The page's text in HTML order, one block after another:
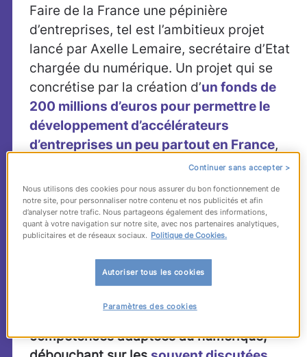
Faire de la France une pépinière
d’entreprises, tel est l’ambitieux projet
lancé par Axelle Lemaire, secrétaire d’Etat
chargée du numérique. Un projet qui se
concrétise par la création d’un fonds de
200 millions d’euros pour permettre le
développement d’accélérateurs
d’entreprises un peu partout en France,
et par un rapprochement avec laFrench
Tech
, la
communauté de tous ceux qui
font le numérique en France ».Comment
mettre en œuvre ce vaste chantier ? Au
programme : des logiques territoriales
d’innovation permettant d’identifier,
mobiliser et développer les « champions »
compétences adaptées au numérique,
Continuer sans accepter >
Nous utilisons des cookies pour nous assurer du bon fonctionnement de
notre site, pour personnaliser notre contenu et nos publicités et afin
d’analyser notre trafic. Nous partageons également des informations,
quant à votre navigation sur notre site, avec nos partenaires analytiques,
publicitaires et de réseaux sociaux. Politique de Cookies.
Autoriser tous les cookies
Paramètres des cookies